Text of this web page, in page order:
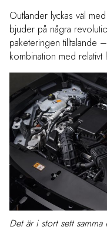
Outlander lyckas väl
bjuder på några
paketeringen tilltalande
kombination med
Det är i stort sett